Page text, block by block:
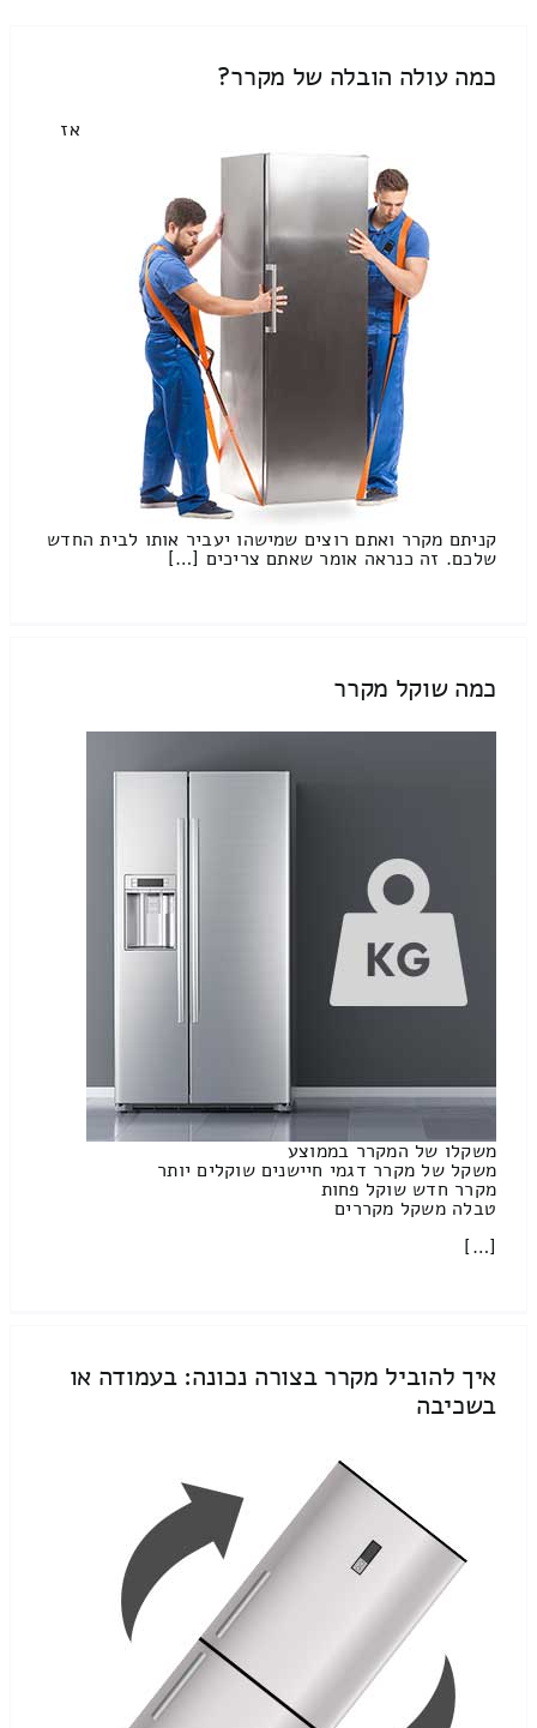
כמה עולה הובלה של מקרר?
אז
קניתם מקרר ואתם רוצים שמישהו יעביר אותו לבית החדש
שלכם. זה כנראה אומר שאתם צריכים […]
כמה שוקל מקרר
משקלו של המקרר בממוצע
משקל של מקרר דגמי חיישנים שוקלים יותר
מקרר חדש שוקל פחות
טבלה משקל מקררים
[…]
איך להוביל מקרר בצורה נכונה: בעמודה או
בשכיבה